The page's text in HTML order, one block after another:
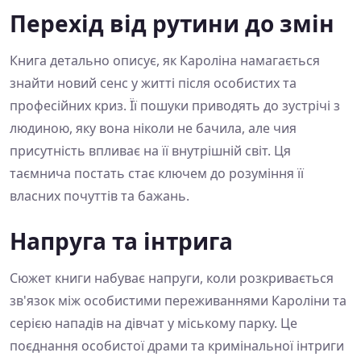
Перехід від рутини до змін
Книга детально описує, як Кароліна намагається
знайти новий сенс у житті після особистих та
професійних криз. Її пошуки приводять до зустрічі з
людиною, яку вона ніколи не бачила, але чия
присутність впливає на її внутрішній світ. Ця
таємнича постать стає ключем до розуміння її
власних почуттів та бажань.
Напруга та інтрига
Сюжет книги набуває напруги, коли розкривається
зв'язок між особистими переживаннями Кароліни та
серією нападів на дівчат у міському парку. Це
поєднання особистої драми та кримінальної інтриги